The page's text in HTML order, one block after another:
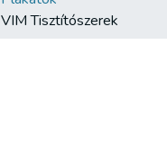
VIM Tisztítószerek